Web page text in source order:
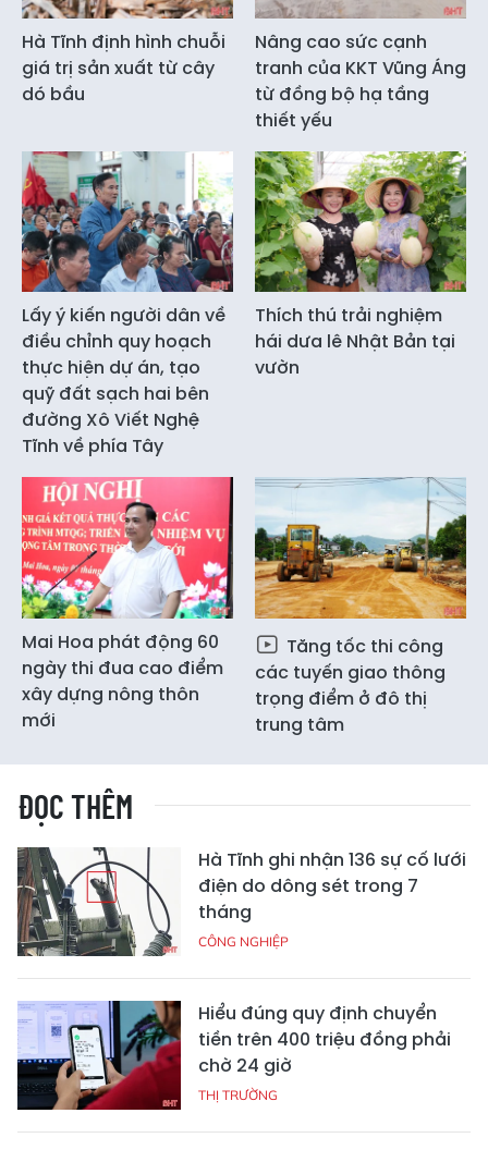
Hà Tĩnh định hình chuỗi
giá trị sản xuất từ cây
dó bầu
Nâng cao sức cạnh
tranh của KKT Vũng Áng
từ đồng bộ hạ tầng
thiết yếu
Lấy ý kiến người dân về
điều chỉnh quy hoạch
thực hiện dự án, tạo
quỹ đất sạch hai bên
đường Xô Viết Nghệ
Tĩnh về phía Tây
Thích thú trải nghiệm
hái dưa lê Nhật Bản tại
vườn
Mai Hoa phát động 60
ngày thi đua cao điểm
xây dựng nông thôn
mới
Tăng tốc thi công
các tuyến giao thông
trọng điểm ở đô thị
trung tâm
ĐỌC THÊM
Hà Tĩnh ghi nhận 136 sự cố lưới
điện do dông sét trong 7
tháng
CÔNG NGHIỆP
Hiểu đúng quy định chuyển
tiền trên 400 triệu đồng phải
chờ 24 giờ
THỊ TRƯỜNG